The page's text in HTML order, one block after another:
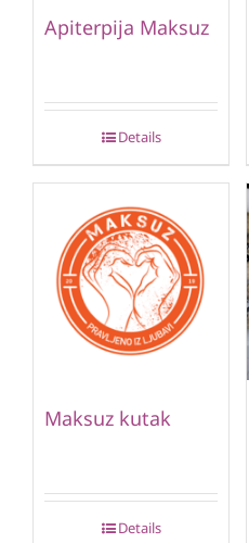
Apiterpija Maksuz
Details
Maksuz kutak
Details